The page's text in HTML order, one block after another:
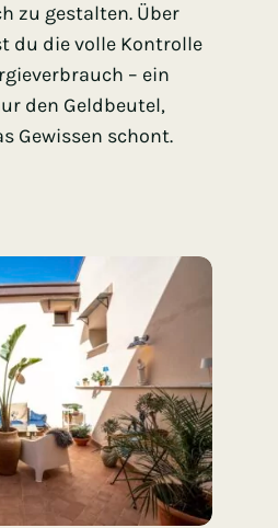
zu gestalten. Über
du die volle Kontrolle
– ein
den Geldbeutel,
Gewissen schont.